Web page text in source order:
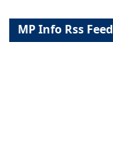
MP Info Rss Feed